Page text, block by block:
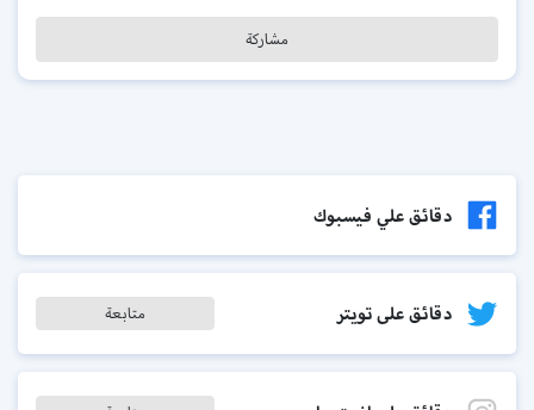
مشاركة
دقائق علي فيسبوك
دقائق على تويتر متابعة